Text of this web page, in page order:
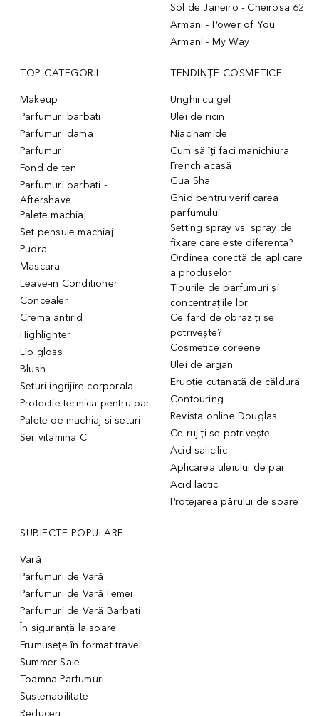
Sol de Janeiro - Cheirosa 62
Armani - Power of You
Armani - My Way
TOP CATEGORII
Makeup
Parfumuri barbati
Parfumuri dama
Parfumuri
Fond de ten
Parfumuri barbati -
Aftershave
Palete machiaj
Set pensule machiaj
Pudra
Mascara
Leave-in Conditioner
Concealer
Crema antirid
Highlighter
Lip gloss
Blush
Seturi ingrijire corporala
Protectie termica pentru par
Palete de machiaj si seturi
Ser vitamina C
TENDINȚE COSMETICE
Unghii cu gel
Ulei de ricin
Niacinamide
Cum să îți faci manichiura
French acasă
Gua Sha
Ghid pentru verificarea
parfumului
Setting spray vs. spray de
fixare care este diferenta?
Ordinea corectă de aplicare
a produselor
Tipurile de parfumuri și
concentrațiile lor
Ce fard de obraz ți se
potrivește?
Cosmetice coreene
Ulei de argan
Erupție cutanată de căldură
Contouring
Revista online Douglas
Ce ruj ți se potrivește
Acid salicilic
Aplicarea uleiului de par
Acid lactic
Protejarea părului de soare
SUBIECTE POPULARE
Vară
Parfumuri de Vară
Parfumuri de Vară Femei
Parfumuri de Vară Barbati
În siguranță la soare
Frumusețe în format travel
Summer Sale
Toamna Parfumuri
Sustenabilitate
Reduceri